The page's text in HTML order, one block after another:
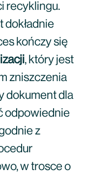
recyklingu.
dokładnie
kończy się
, który jest
zniszczenia
dokument dla
odpowiednie
z
w trosce o